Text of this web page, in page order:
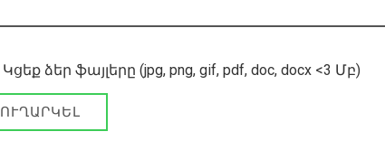
Կցեք ձեր ֆայլերը (jpg, png, gif, pdf, doc, docx <3 Մբ)
ՈՒՂԱՐԿԵԼ